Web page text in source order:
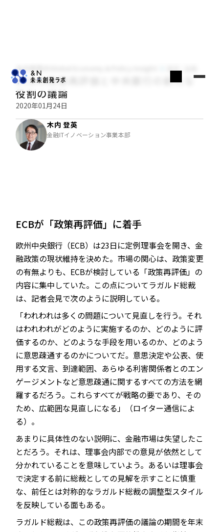
JP EN
木内登英のGlobal Economy & Policy Insight
ECBの政策再評価と中央銀行の新たな
役割の議論
2020年01月24日
木内 登英
金融ITイノベーション事業本部
ECBが「政策再評価」に着手
欧州中央銀行（ECB）は23日に定例理事会を開き、金
融政策の現状維持を決めた。市場の関心は、政策変更
の有無よりも、ECBが検討している「政策再評価」の
内容に集中していた。この点についてラガルド総裁
は、記者会見で次のように説明している。
「われわれは多くの問題について見直しを行う。それ
はわれわれがどのように実施するのか、どのように評
価するのか、どのような手段を用いるのか、どのよう
に意思疎通するのかについてだ。意思決定や公表、使
用する文言、到達範囲、あらゆる利害関係者とのエン
ゲージメントなど意思疎通に関するすべての方法を網
羅するだろう。これらすべてが戦略の要であり、その
ため、広範囲な見直しになる」（ロイター通信によ
る）。
あまりに具体性のない説明に、金融市場は失望したこ
とだろう。それは、理事会内部での意見が依然として
分かれていることを意味していよう。あるいは理事会
で決定する前に総裁としての見解を示すことに慎重
な、前任とは対称的なラガルド総裁の調整型スタイル
を反映している面もある。
ラガルド総裁は、この政策再評価の議論の期間を年末